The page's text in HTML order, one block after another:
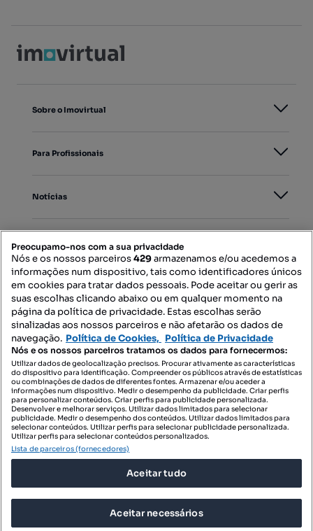
Sobre o Imovirtual
Para Profissionais
Notícias
Mapa do Site
Contacte-nos
SIGA-NOS:
DESCARREGAR NA:
© 2026 Imovirtual.com, OLX Portugal, S.A.
Preocupamo-nos com a sua privacidade
Nós e os nossos parceiros429armazenamos e/ou acedemos a
informações num dispositivo, tais como identificadores únicos
em cookies para tratar dados pessoais. Pode aceitar ou gerir as
suas escolhas clicando abaixo ou em qualquer momento na
página da política de privacidade. Estas escolhas serão
sinalizadas aos nossos parceiros e não afetarão os dados de
navegação. Política de Cookies, Política de Privacidade
Nós e os nossos parceiros tratamos os dados para fornecermos:
Utilizar dados de geolocalização precisos. Procurar ativamente as características
do dispositivo para identificação. Compreender os públicos através de estatísticas
ou combinações de dados de diferentes fontes. Armazenar e/ou aceder a
informações num dispositivo. Medir o desempenho da publicidade. Criar perfis
para personalizar conteúdos. Criar perfis para publicidade personalizada.
Desenvolver e melhorar serviços. Utilizar dados limitados para selecionar
publicidade. Medir o desempenho dos conteúdos. Utilizar dados limitados para
selecionar conteúdos. Utilizar perfis para selecionar publicidade personalizada.
Utilizar perfis para selecionar conteúdos personalizados.
Lista de parceiros (fornecedores)
Aceitar tudo
Aceitar necessários